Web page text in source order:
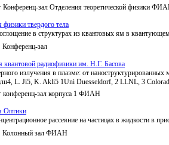
Конференц-зал Отделения теоретической физики
твердого тела
в структурах из квантовых ям в
Конференц-зал
квантовой радиофизики им. Н.Г. Басова
излучения в плазме: от
L. Ji5, K. Akli5 1Uni Duesseldorf, 2 LLNL, 3
конференц-зал корпуса 1 ФИАН
Оптики
рассеяние на частицах в жидкости в
Колонный зал ФИАН